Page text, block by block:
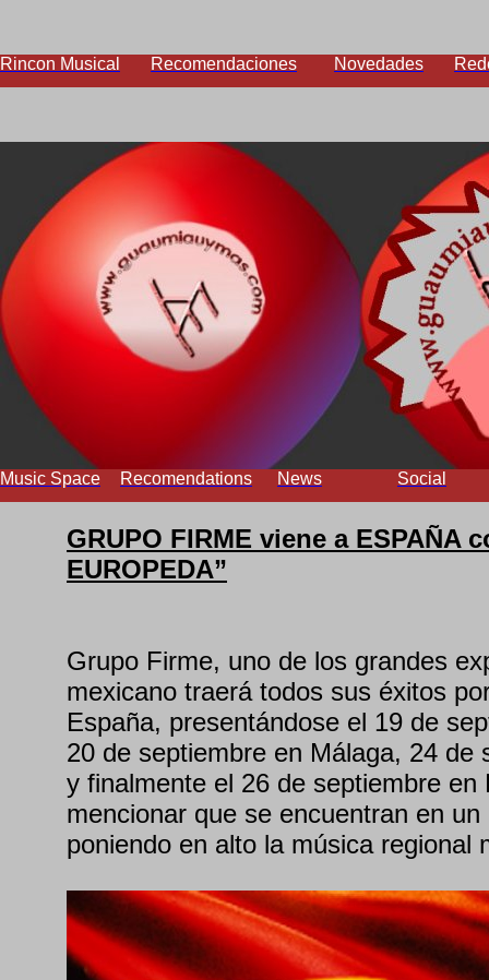
Rincon Musical Recomendaciones Novedades
Music Space Recomendations News Social
GRUPO FIRME viene a ESPAÑA
EUROPEDA”
Grupo Firme, uno de los grandes
mexicano traerá todos sus éxitos
España, presentándose el 19 de
20 de septiembre en Málaga, 24 de
y finalmente el 26 de septiembre en
mencionar que se encuentran en
poniendo en alto la música regional